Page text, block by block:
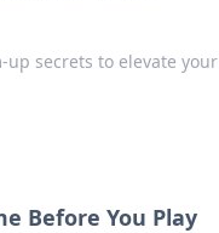
up secrets to elevate your
Before You Play